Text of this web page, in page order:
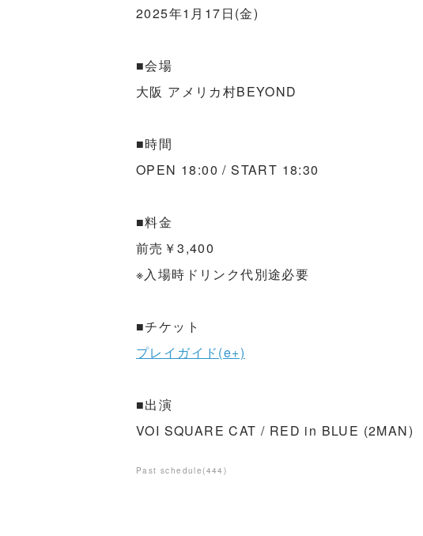
2025年1月17日(金)
■会場
大阪 アメリカ村BEYOND
■時間
OPEN 18:00 / START 18:30
■料金
前売￥3,400
※入場時ドリンク代別途必要
■チケット
プレイガイド(e+)
■出演
VOI SQUARE CAT / RED in BLUE (2MAN)
Past schedule (444 )